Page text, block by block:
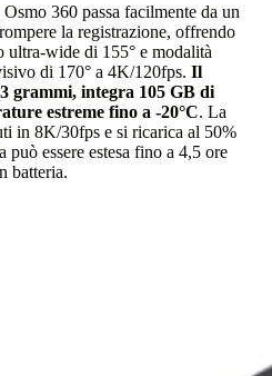
Osmo 360 passa facilmente da un
la registrazione, offrendo
wide di 155° e modalità
di 170° a 4K/120fps. Il
grammi, integra 105 GB di
estreme fino a -20°C. La
in 8K/30fps e si ricarica al 50%
essere estesa fino a 4,5 ore
batteria.